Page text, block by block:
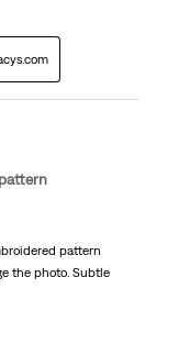
pattern
the photo. Subtle